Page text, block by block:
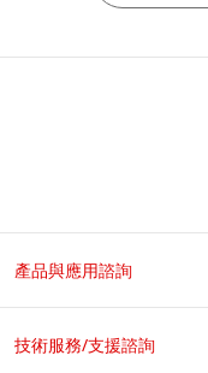
公司/學校名稱
若您是學生，請在科系名
職位
產品與應用諮詢
技術服務/支援諮詢